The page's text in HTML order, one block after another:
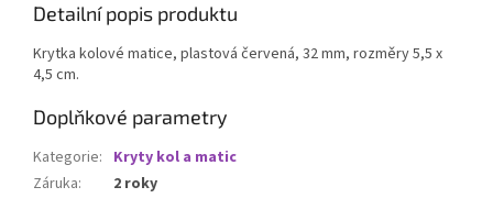
Detailní popis produktu
Krytka kolové matice, plastová červená, 32 mm, rozměry 5,5 x
4,5 cm.
Doplňkové parametry
Kategorie: Kryty kol a matic
Záruka:
2 roky